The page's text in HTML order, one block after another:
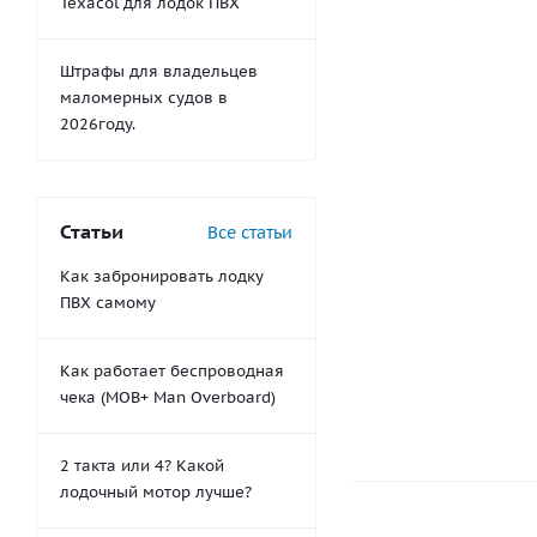
Штрафы для владельцев
маломерных судов в
2026году.
Статьи Все статьи
Как забронировать лодку
ПВХ самому
Как работает беспроводная
чека (MOB+ Man Overboard)
2 такта или 4? Какой
лодочный мотор лучше?